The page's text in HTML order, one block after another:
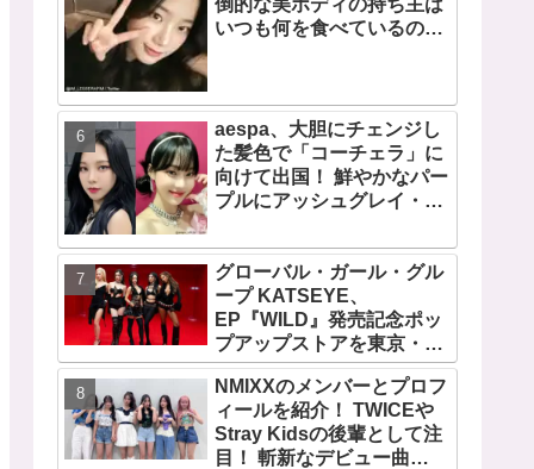
倒的な美ボディの持ち主は
いつも何を食べているの？
aespa、大胆にチェンジし
た髪色で「コーチェラ」に
向けて出国！ 鮮やかなパー
プルにアッシュグレイ・・
ターと完全一致のその姿に
悶絶
グローバル・ガール・グル
ープ KATSEYE、
EP『WILD』発売記念ポッ
プアップストアを東京・原
宿で開催 限定グッズも登
場
NMIXXのメンバーとプロフ
ィールを紹介！ TWICEや
Stray Kidsの後輩として注
目！ 斬新なデビュー曲